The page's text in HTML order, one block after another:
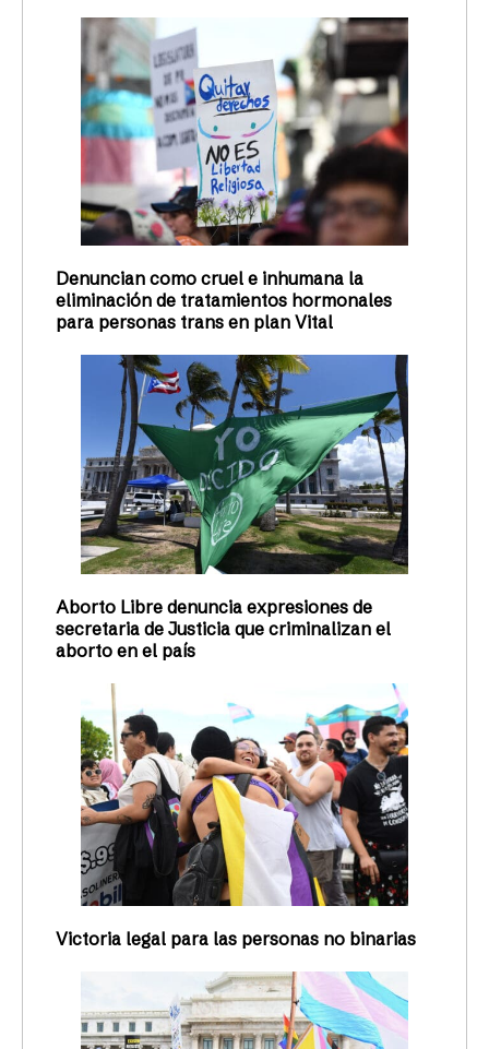
Denuncian como cruel e inhumana la
eliminación de tratamientos hormonales
para personas trans en plan Vital
Aborto Libre denuncia expresiones de
secretaria de Justicia que criminalizan el
aborto en el país
Victoria legal para las personas no binarias